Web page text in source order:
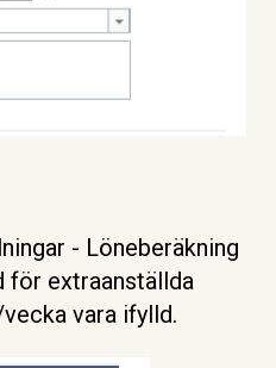
- Löneberäkning
för extraanställda
vara ifylld.